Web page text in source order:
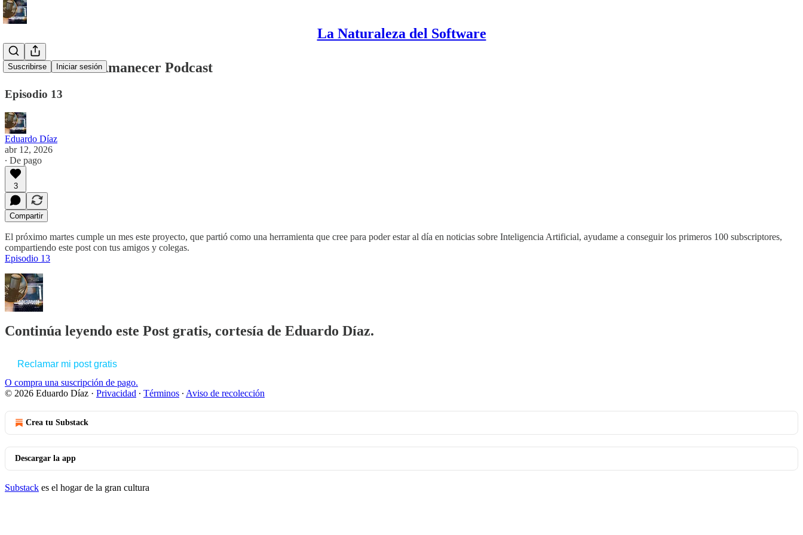
La Naturaleza del Software
Suscribirse Iniciar sesión
Los Robots del Amanecer Podcast
Episodio 13
Eduardo Díaz
abr 12, 2026
∙ De pago
3
Compartir
El próximo martes cumple un mes este proyecto, que partió como una herramienta que cree para poder estar al día en noticias sobre Inteligencia Artificial, ayudame a conseguir los primeros 100 subscriptores,
compartiendo este post con tus amigos y colegas.
Episodio 13
Continúa leyendo este Post gratis, cortesía de Eduardo Díaz.
Reclamar mi post gratis
O compra una suscripción de pago.
© 2026 Eduardo Díaz · Privacidad ∙ Términos ∙ Aviso de recolección
Crea tu Substack
Descargar la app
Substack es el hogar de la gran cultura